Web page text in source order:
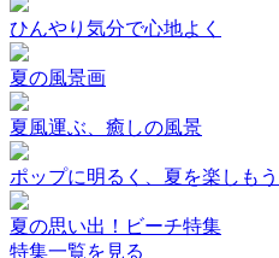
ひんやり気分で心地よく
夏の風景画
夏風運ぶ、癒しの風景
ポップに明るく、夏を楽しもう
夏の思い出！ビーチ特集
特集一覧を見る